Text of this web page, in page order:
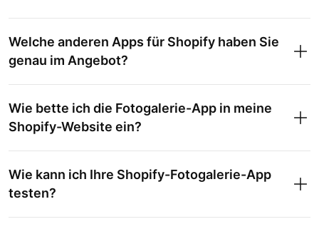
Welche anderen Apps für Shopify haben Sie
genau im Angebot?
Wie bette ich die Fotogalerie-App in meine
Shopify-Website ein?
Wie kann ich Ihre Shopify-Fotogalerie-App
testen?